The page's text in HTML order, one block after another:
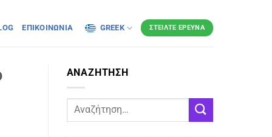
ΕΠΙΚΟΙΝΩΝΊΑ GREEK ΣΤΕΊΛΤΕ ΈΡΕΥΝΑ
ΑΝΑΖΗΤΗΣΗ